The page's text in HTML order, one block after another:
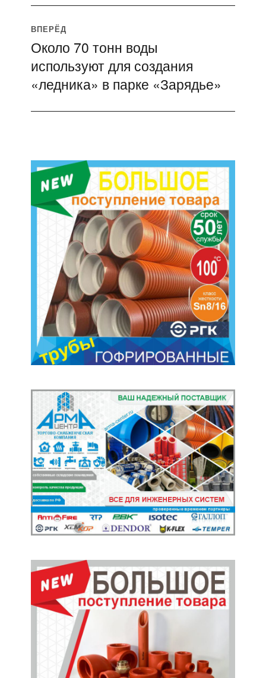
ВПЕРЁД
Следующая
запись:
Около 70 тонн воды
используют для создания
«ледника» в парке «Зарядье»